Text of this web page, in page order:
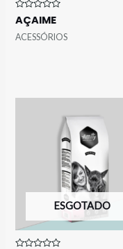
Avaliação
0
de
5
AÇAIME
ACESSÓRIOS
ESGOTADO